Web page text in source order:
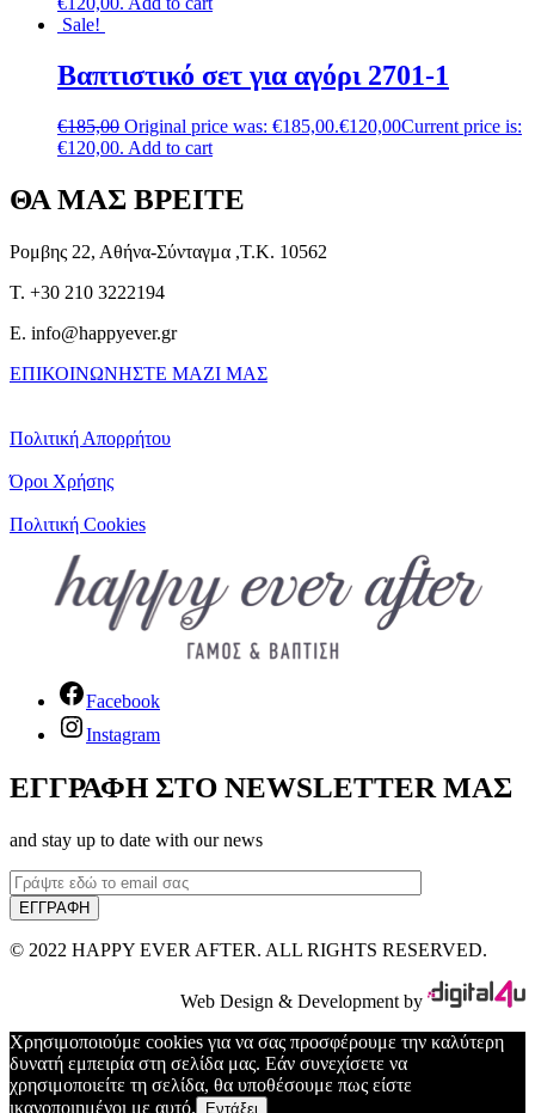
Sale!
Βαπτιστικό σετ για αγόρι 2701-1
€185,00 Original price was: €185,00.€120,00Current price is:
€120,00. Add to cart
ΘΑ ΜΑΣ ΒΡΕΙΤΕ
Ρομβης 22, Αθήνα-Σύνταγμα ,Τ.Κ. 10562
T. +30 210 3222194
E. info@happyever.gr
ΕΠΙΚΟΙΝΩΝΗΣΤΕ ΜΑΖΙ ΜΑΣ
Πολιτική Απορρήτου
Όροι Χρήσης
Πολιτική Cookies
Facebook
Instagram
ΕΓΓΡΑΦΗ ΣΤΟ NEWSLETTER ΜΑΣ
and stay up to date with our news
© 2022 HAPPY EVER AFTER. ALL RIGHTS RESERVED.
Web Design & Development by
Χρησιμοποιούμε cookies για να σας προσφέρουμε την καλύτερη
δυνατή εμπειρία στη σελίδα μας. Εάν συνεχίσετε να
χρησιμοποιείτε τη σελίδα, θα υποθέσουμε πως είστε
ικανοποιημένοι με αυτό.
Εντάξει